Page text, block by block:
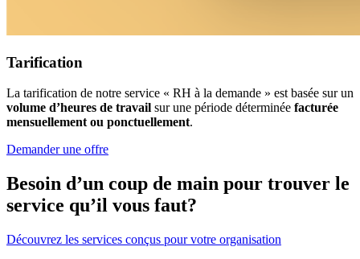
Tarification
La tarification de notre service « RH à la demande » est basée sur un
volume d’heures de travail sur une période déterminée facturée
mensuellement ou ponctuellement.
Demander une offre
Besoin d’un coup de main pour trouver le
service qu’il vous faut?
Découvrez les services conçus pour votre organisation